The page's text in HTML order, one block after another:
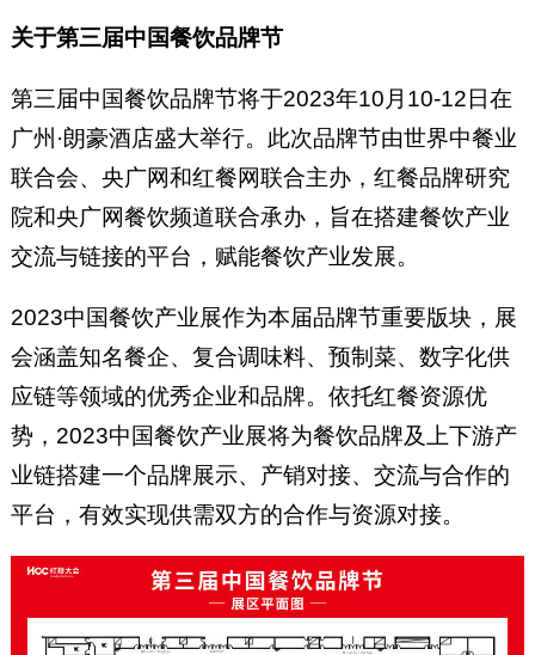
关于第三届中国餐饮品牌节
第三届中国餐饮品牌节将于2023年10月10-12日在
广州·朗豪酒店盛大举行。此次品牌节由世界中餐业
联合会、央广网和红餐网联合主办，红餐品牌研究
院和央广网餐饮频道联合承办，旨在搭建餐饮产业
交流与链接的平台，赋能餐饮产业发展。
2023中国餐饮产业展作为本届品牌节重要版块，展
会涵盖知名餐企、复合调味料、预制菜、数字化供
应链等领域的优秀企业和品牌。依托红餐资源优
势，2023中国餐饮产业展将为餐饮品牌及上下游产
业链搭建一个品牌展示、产销对接、交流与合作的
平台，有效实现供需双方的合作与资源对接。